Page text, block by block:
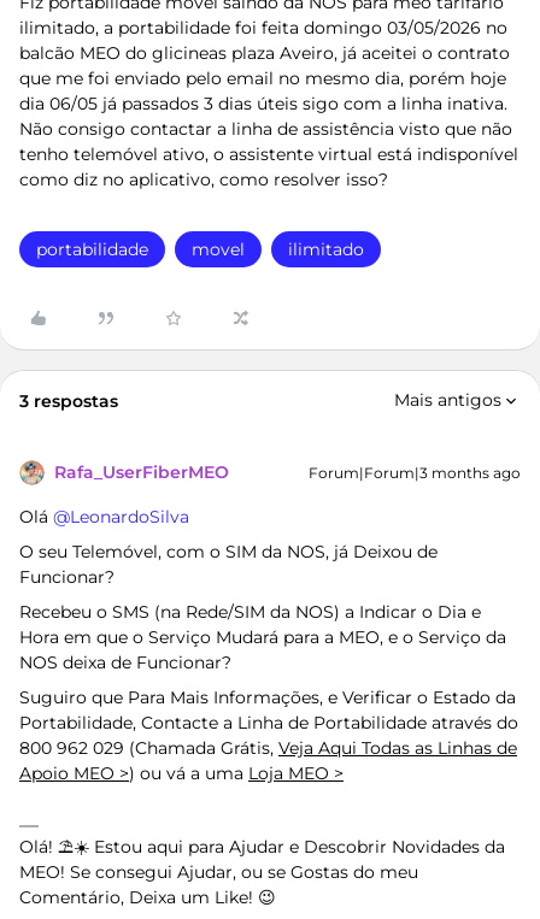
ilimitado, a portabilidade foi feita domingo 03/05/2026 no
balcão MEO do glicineas plaza Aveiro, já aceitei o contrato
que me foi enviado pelo email no mesmo dia, porém hoje
dia 06/05 já passados 3 dias úteis sigo com a linha inativa.
Não consigo contactar a linha de assistência visto que não
tenho telemóvel ativo, o assistente virtual está indisponível
como diz no aplicativo, como resolver isso?
portabilidade movel ilimitado
3 respostas Mais antigos
Rafa_UserFiberMEO Forum|Forum|3 months ago
Olá ​ @LeonardoSilva
O seu Telemóvel, com o SIM da NOS, já Deixou de
Funcionar?
Recebeu o SMS (na Rede/SIM da NOS) a Indicar o Dia e
Hora em que o Serviço Mudará para a MEO, e o Serviço da
NOS deixa de Funcionar?
Suguiro que Para Mais Informações, e Verificar o Estado da
Portabilidade, Contacte a Linha de Portabilidade através do
800 962 029 (Chamada Grátis, Veja Aqui Todas as Linhas de
Apoio MEO >) ou vá a uma Loja MEO >
Olá! ⛱️☀️ Estou aqui para Ajudar e Descobrir Novidades da
MEO! Se consegui Ajudar, ou se Gostas do meu
Comentário, Deixa um Like! 😉